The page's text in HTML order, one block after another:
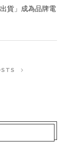
貨」成為品牌電